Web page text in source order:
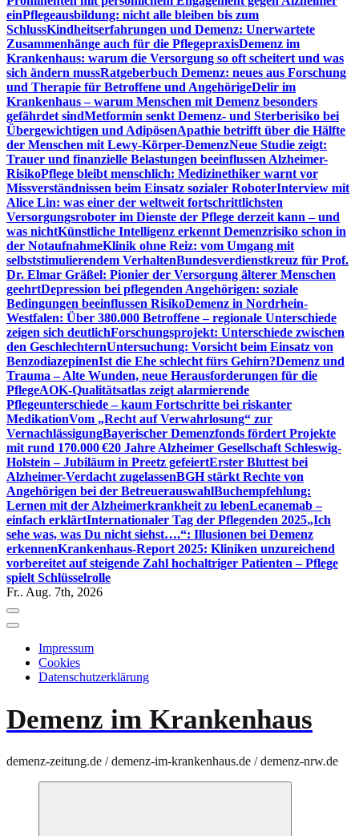
einPflegeausbildung: nicht alle bleiben bis zum
SchlussKindheitserfahrungen und Demenz: Unerwartete
Zusammenhänge auch für die PflegepraxisDemenz im
Krankenhaus: warum die Versorgung so oft scheitert und was
sich ändern mussRatgeberbuch Demenz: neues aus Forschung
und Therapie für Betroffene und AngehörigeDelir im
Krankenhaus – warum Menschen mit Demenz besonders
gefährdet sindMetformin senkt Demenz- und Sterberisiko bei
Übergewichtigen und AdipösenApathie betrifft über die Hälfte
der Menschen mit Lewy-Körper-DemenzNeue Studie zeigt:
Trauer und finanzielle Belastungen beeinflussen Alzheimer-
RisikoPflege bleibt menschlich: Medizinethiker warnt vor
Missverständnissen beim Einsatz sozialer RoboterInterview mit
Alice Lin: was einer der weltweit fortschrittlichsten
Versorgungsroboter im Dienste der Pflege derzeit kann – und
was nichtKünstliche Intelligenz erkennt Demenzrisiko schon in
der NotaufnahmeKlinik ohne Reiz: vom Umgang mit
selbststimulierendem VerhaltenBundesverdienstkreuz für Prof.
Dr. Elmar Gräßel: Pionier der Versorgung älterer Menschen
geehrtDepression bei pflegenden Angehörigen: soziale
Bedingungen beeinflussen RisikoDemenz in Nordrhein-
Westfalen: Über 380.000 Betroffene – regionale Unterschiede
zeigen sich deutlichForschungsprojekt: Unterschiede zwischen
den GeschlechternUntersuchung: Vorsicht beim Einsatz von
BenzodiazepinenIst die Ehe schlecht fürs Gehirn?Demenz und
Trauma – Alte Wunden, neue Herausforderungen für die
PflegeAOK-Qualitätsatlas zeigt alarmierende
Pflegeunterschiede – kaum Fortschritte bei riskanter
MedikationVom „Recht auf Verwahrlosung“ zur
VernachlässigungBayerischer Demenzfonds fördert Projekte
mit rund 170.000 €20 Jahre Alzheimer Gesellschaft Schleswig-
Holstein – Jubiläum in Preetz gefeiertErster Bluttest bei
Alzheimer-Verdacht zugelassenBGH stärkt Rechte von
Angehörigen bei der BetreuerauswahlBuchempfehlung:
Lernen mit der Alzheimerkrankheit zu lebenLecanemab –
einfach erklärtInternationaler Tag der Pflegenden 2025„Ich
sehe was, was Du nicht siehst….“: Illusionen bei Demenz
erkennenKrankenhaus-Report 2025: Kliniken unzureichend
vorbereitet auf steigende Zahl hochaltriger Patienten – Pflege
spielt Schlüsselrolle
Fr.. Aug. 7th, 2026
Impressum
Cookies
Datenschutzerklärung
Demenz im Krankenhaus
demenz-zeitung.de / demenz-im-krankenhaus.de / demenz-nrw.de